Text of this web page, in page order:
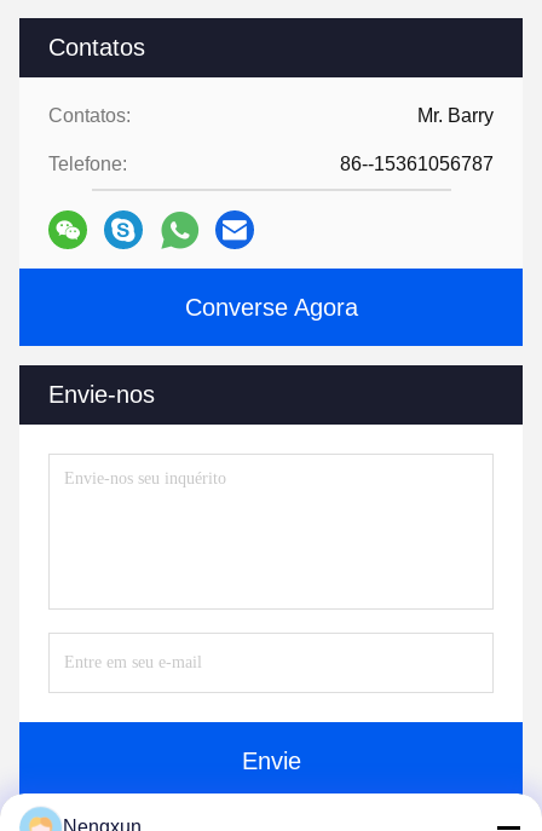
Contatos
Contatos: Mr. Barry
Telefone: 86--15361056787
Converse Agora
Envie-nos
Envie
Nengxun